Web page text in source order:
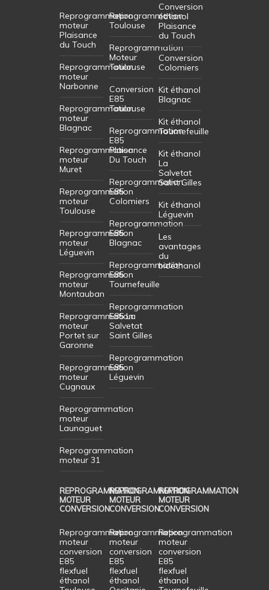
Reprogrammation
moteur
Plaisance
du Touch
Reprogrammation
moteur
Narbonne
Reprogrammation
moteur
Blagnac
Reprogrammation
moteur
Muret
Reprogrammation
moteur
Toulouse
Reprogrammation
moteur
Léguevin
Reprogrammation
moteur
Montauban
Reprogrammation
moteur
Portet sur
Garonne
Reprogrammation
moteur
Cugnaux
Reprogrammation
moteur
Launaguet
Reprogrammation
moteur 31
Reprogrammation
Toulouse
Reprogrammation
Moteur
Toulouse
Conversion
E85
Toulouse
Reprogrammation
E85
Plaisance
Du Touch
Reprogrammation
E85
Colomiers
Reprogrammation
E85
Blagnac
Reprogrammation
E85
Tournefeuille
Reprogrammation
E85 La
Salvetat
Saint Gilles
Reprogrammation
E85
Léguevin
Conversion
éthanol
Plaisance
du Touch
Conversion
Colomiers
Kit éthanol
Blagnac
Kit éthanol
Tournefeuille
Kit éthanol
La
Salvetat
Saint Gilles
Kit éthanol
Léguevin
Les
avantages
du
bioéthanol
REPROGRAMMATION
MOTEUR
CONVERSION
Reprogrammation
moteur
conversion
E85
flexfuel
éthanol
REPROGRAMMATION
MOTEUR
CONVERSION
Reprogrammation
moteur
conversion
E85
flexfuel
éthanol
REPROGRAMMATION
MOTEUR
CONVERSION
Reprogrammation
moteur
conversion
E85
flexfuel
éthanol